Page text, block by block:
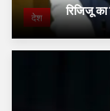
देश रिजिजू का